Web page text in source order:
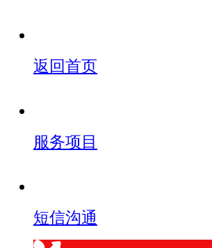
返回首页
服务项目
短信沟通